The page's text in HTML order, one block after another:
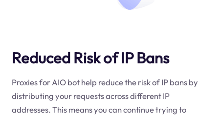
Reduced Risk of IP Bans
Proxies for AIO bot help reduce the risk of IP bans by
distributing your requests across different IP
addresses. This means you can continue trying to